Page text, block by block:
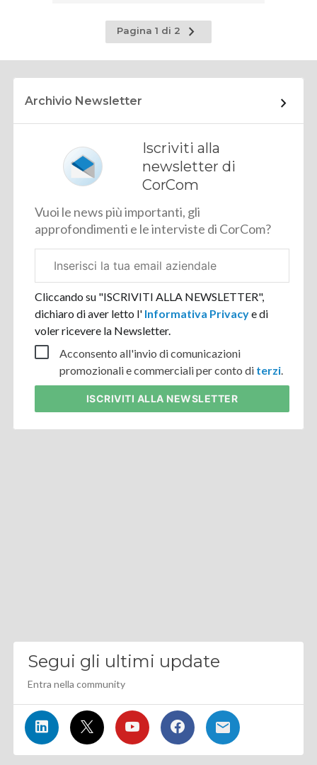
Pagina 1 di 2
Pagina
successiva
Archivio Newsletter
Iscriviti alla
newsletter di
CorCom
Vuoi le news più importanti, gli
approfondimenti e le interviste di CorCom?
aziendale
Cliccando su "ISCRIVITI ALLA NEWSLETTER",
dichiaro di aver letto l' Informativa Privacye di
voler ricevere la Newsletter.
Acconsento all'invio di comunicazioni
promozionali e commerciali per conto di terzi.
ISCRIVITI ALLA NEWSLETTER
Segui gli ultimi update
Entra nella community